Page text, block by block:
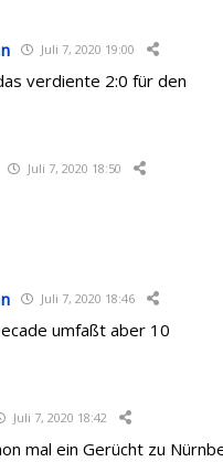
Juli 7, 2020 19:00
verdiente 2:0 für den
Juli 7, 2020 18:50
Juli 7, 2020 18:46
umfaßt aber 10
Juli 7, 2020 18:42
mal ein Gerücht zu